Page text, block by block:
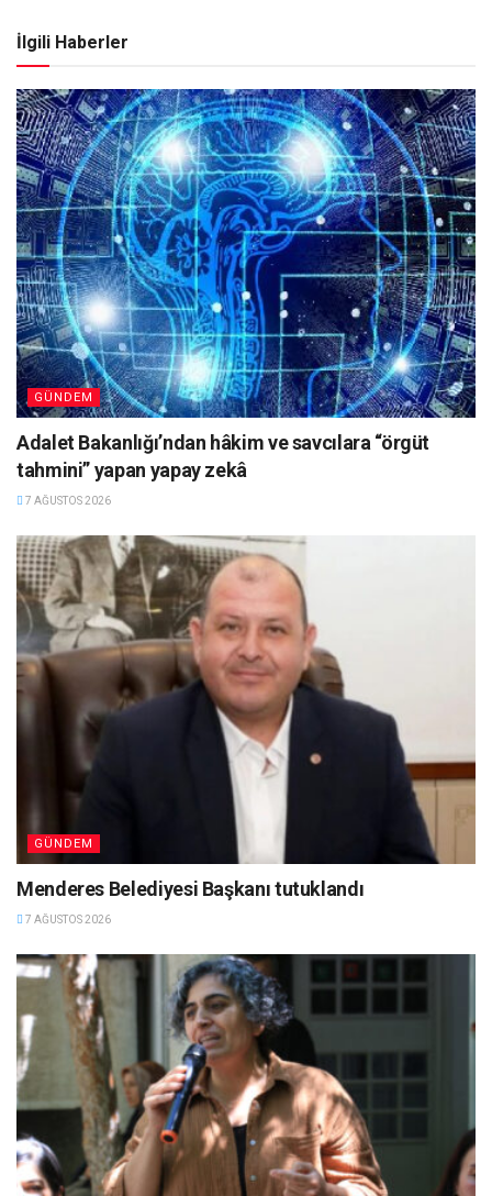
İlgili Haberler
GÜNDEM
Adalet Bakanlığı’ndan hâkim ve savcılara “örgüt
tahmini” yapan yapay zekâ
7 AĞUSTOS 2026
GÜNDEM
Menderes Belediyesi Başkanı tutuklandı
7 AĞUSTOS 2026